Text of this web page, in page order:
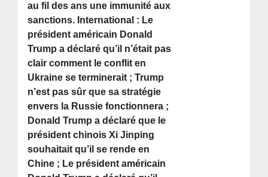
au fil des ans une immunité aux
sanctions. International : Le
président américain Donald
Trump a déclaré qu’il n’était pas
clair comment le conflit en
Ukraine se terminerait ; Trump
n’est pas sûr que sa stratégie
envers la Russie fonctionnera ;
Donald Trump a déclaré que le
président chinois Xi Jinping
souhaitait qu’il se rende en
Chine ; Le président américain